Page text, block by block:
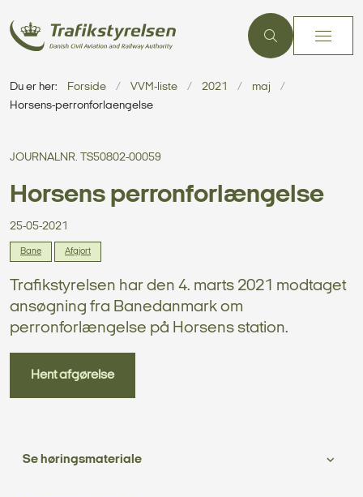
Du er her: Forside VVM-liste 2021
maj
Horsens-perronforlaengelse
JOURNALNR. TS50802-00059
Horsens perronforlængelse
25-05-2021
Bane Afgjort
Trafikstyrelsen har den 4. marts 2021 modtaget
ansøgning fra Banedanmark om
perronforlængelse på Horsens station.
Hent afgørelse
Se høringsmateriale